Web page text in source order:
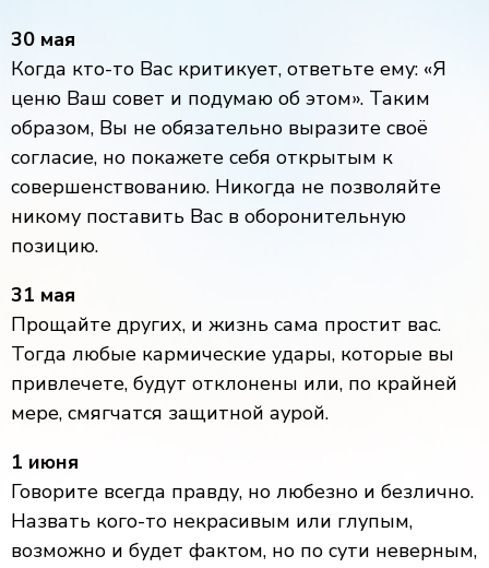
30 мая
Когда кто-то Вас критикует, ответьте ему: «Я
ценю Ваш совет и подумаю об этом». Таким
образом, Вы не обязательно выразите своё
согласие, но покажете себя открытым к
совершенствованию. Никогда не позволяйте
никому поставить Вас в оборонительную
позицию.
31 мая
Прощайте других, и жизнь сама простит вас.
Тогда любые кармические удары, которые вы
привлечете, будут отклонены или, по крайней
мере, смягчатся защитной аурой.
1 июня
Говорите всегда правду, но любезно и безлично.
Назвать кого-то некрасивым или глупым,
возможно и будет фактом, но по сути неверным,